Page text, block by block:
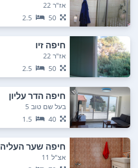
אז"ר 22
50
2.5
חיפה זיו
אז"ר 22
50
2.5
חיפה הדר עליון
בעל שם טוב 5
40
1.5
חיפה שער העליה
אצ"ל 11